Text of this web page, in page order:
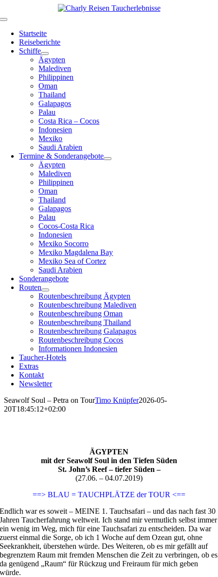
Inhalt
Toggle
NavigationStartseite
Reiseberichte
Schiffe
Ägypten
Malediven
Philippinen
Oman
Thailand
Galapagos
Palau
Costa Rica – Cocos
Indonesien
Mexiko
Saudi Arabien
Termine & Sonderangebote
Ägypten
Malediven
Philippinen
Oman
Thailand
Galapagos
Palau
Cocos-Costa Rica
Indonesien
Mexiko Socorro
Mexiko Magdalena Bay
Mexiko Sea of Cortez
Saudi Arabien
Sonderangebote
Routen
Routenbeschreibung Ägypten
Routenbeschreibung Malediven
Routenbeschreibung Oman
Routenbeschreibung Thailand
Routenbeschreibung Galapagos
Routenbeschreibung Cocos
Informationen Indonesien
Taucher-Hotels
Extras
Kontakt
Newsletter
Seawolf Soul – Petra on TourTimo Knüpfer2026-05-
20T18:45:12+02:00
ÄGYPTEN
mit der Seawolf Soul in den Tiefen Süden
St. John’s Reef – tiefer Süden –
(27.06. – 04.07.2019)
==> BLAU = TAUCHPLÄTZE der TOUR <==
Endlich war es soweit – MEINE 1. Tauchsafari – und das nach fast 30
Jahren Taucherfahrung weltweit. Ich stand mir vermutlich selbst immer
ein wenig im Weg, mich für eine Tauchsafari zu entscheiden. Da war
zuerst einmal die Sorge, ob ich 1 Woche auf dem Ozean gut, ohne
Seekrankheit, überstehen würde. Des Weiteren, ob es mir gefällt auf
begrenztem Raum mit fremden Menschen die Zeit zu verbringen, ob es
da genügend „Raum“ für Rückzug und Freiraum für mich geben
würde.